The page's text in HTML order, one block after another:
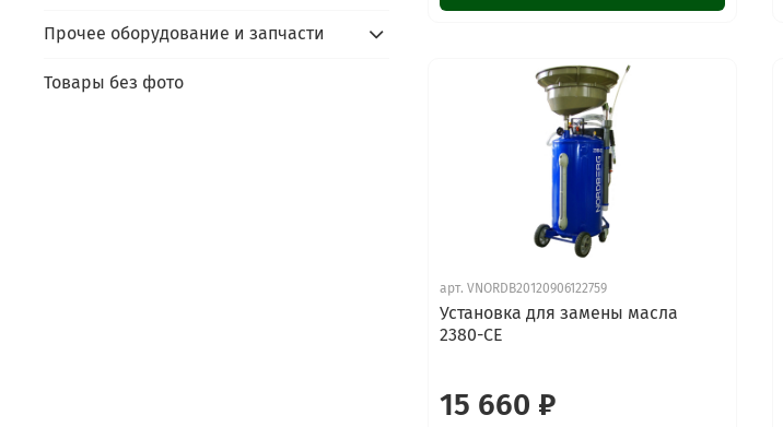
арт.VNORDB20120906122759
Установка для замены масла
2380-CE
15 660 ₽
Прочее оборудование и запчасти
Товары без фото